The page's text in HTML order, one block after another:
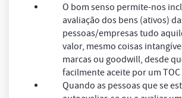
O bom senso permite-nos
avaliação dos bens (ativos)
pessoas/empresas tudo
valor, mesmo coisas
marcas ou goodwill, desde
facilmente aceite por um TOC
Quando as pessoas que se